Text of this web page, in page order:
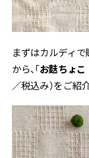
まずはカルディで
から、「お麩ちょ
／税込み）をご紹